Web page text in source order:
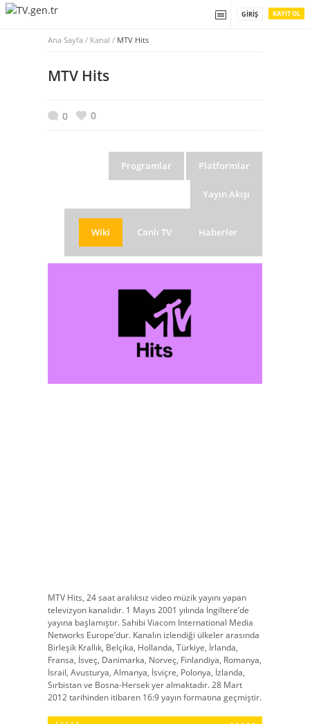
KAYIT OL
GIRIŞ
Ana Sayfa / Kanal / MTV Hits
MTV Hits
0 0
Platformlar
Programlar
Yayın Akışı
Haberler
Canlı TV
Wiki
MTV Hits, 24 saat aralıksız video müzik yayını yapan
televizyon kanalıdır. 1 Mayıs 2001 yılında İngiltere’de
yayına başlamıştır. Sahibi Viacom International Media
Networks Europe’dur. Kanalın izlendiği ülkeler arasında
Birleşik Krallık, Belçika, Hollanda, Türkiye, İrlanda,
Fransa, İsveç, Danimarka, Norveç, Finlandiya, Romanya,
İsrail, Avusturya, Almanya, İsviçre, Polonya, İzlanda,
Sırbistan ve Bosna-Hersek yer almaktadır. 28 Mart
2012 tarihinden itibaren 16:9 yayın formatına geçmiştir.